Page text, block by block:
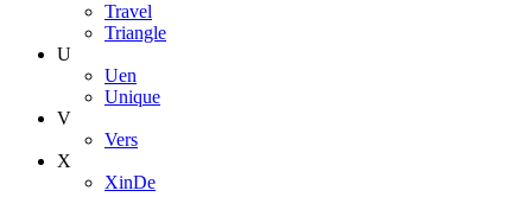
Travel
Triangle
U
Uen
Unique
V
Vers
X
XinDe